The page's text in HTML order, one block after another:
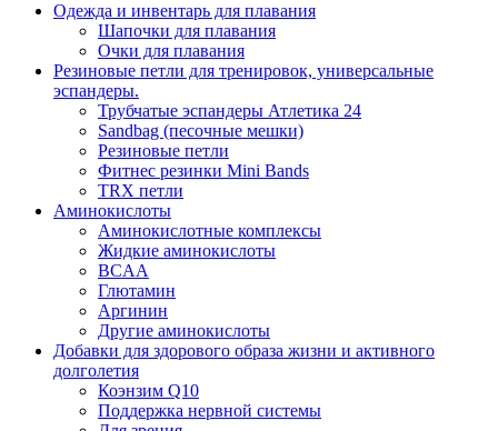
Одежда и инвентарь для плавания
Шапочки для плавания
Очки для плавания
Резиновые петли для тренировок, универсальные
эспандеры.
Трубчатые эспандеры Атлетика 24
Sandbag (песочные мешки)
Резиновые петли
Фитнес резинки Mini Bands
TRX петли
Аминокислоты
Аминокислотные комплексы
Жидкие аминокислоты
BCAA
Глютамин
Аргинин
Другие аминокислоты
Добавки для здорового образа жизни и активного
долголетия
Коэнзим Q10
Поддержка нервной системы